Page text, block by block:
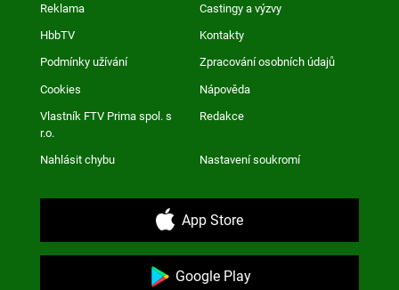
Reklama Castingy a výzvy
HbbTV Kontakty
Podmínky užívání Zpracování osobních údajů
Cookies Nápověda
Vlastník FTV Prima spol. s
r.o.
Redakce
Nahlásit chybu Nastavení soukromí
App Store
Google Play